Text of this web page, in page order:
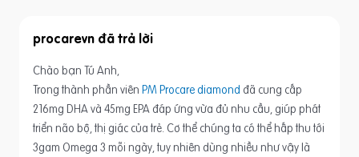
procarevn
Chào bạn Tú Anh,
Trong thành phần viên PM Procare diamond đã cung cấp
216mg DHA và 45mg EPA đáp ứng vừa đủ nhu cầu, giúp phát
triển não bộ, thị giác của trẻ. Cơ thể chúng ta có thể hấp thu tới
3gam Omega 3 mỗi ngày, tuy nhiên dùng nhiều như vậy là